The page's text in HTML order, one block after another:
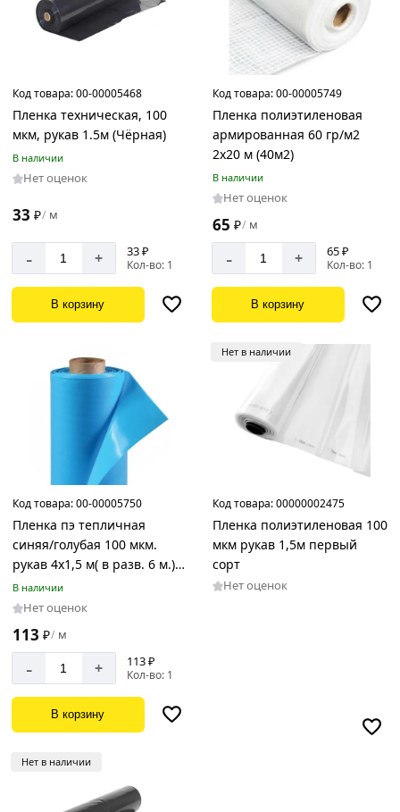
Код товара:00-00005468
Пленка техническая, 100
мкм, рукав 1.5м (Чёрная)
В наличии
Нет оценок
33 ₽/ м
- + 33 ₽
Кол-во: 1
В корзину
Код товара:00-00005749
Пленка полиэтиленовая
армированная 60 гр/м2
2х20 м (40м2)
В наличии
Нет оценок
65 ₽/ м
- + 65 ₽
Кол-во: 1
В корзину
Код товара:00-00005750
Пленка пэ тепличная
синяя/голубая 100 мкм.
рукав 4x1,5 м( в разв. 6 м.)
50 пог.м.
В наличии
Нет оценок
113 ₽/ м
- + 113 ₽
Кол-во: 1
В корзину
Нет в наличии
Код товара:00000002475
Пленка полиэтиленовая 100
мкм рукав 1,5м первый
сорт
Нет оценок
Нет в наличии